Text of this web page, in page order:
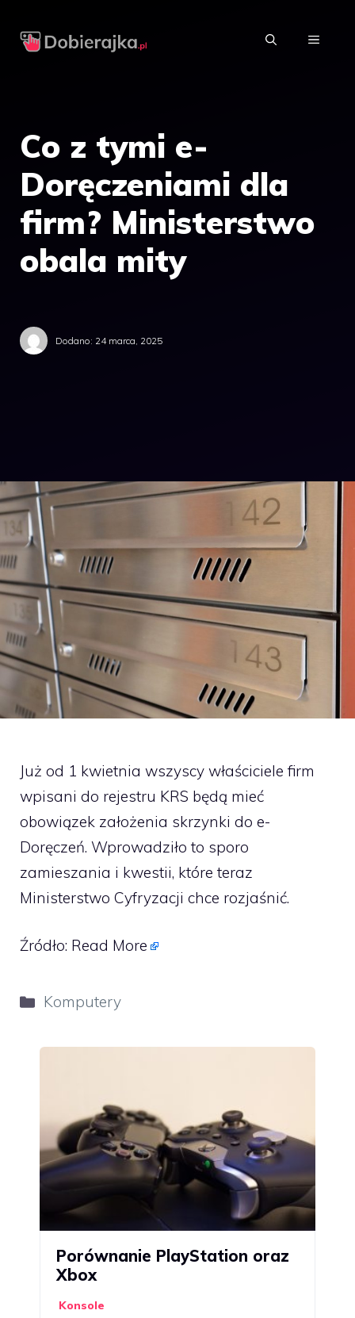
MENU
Co z tymi e-
Doręczeniami dla
firm? Ministerstwo
obala mity
Dodano: 24 marca, 2025
Już od 1 kwietnia wszyscy właściciele firm
wpisani do rejestru KRS będą mieć
obowiązek założenia skrzynki do e-
Doręczeń. Wprowadziło to sporo
zamieszania i kwestii, które teraz
Ministerstwo Cyfryzacji chce rozjaśnić.
Źródło: Read More
Kategorie
Komputery
Porównanie PlayStation oraz
Xbox
Konsole